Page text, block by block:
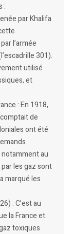
:
par Khalifa
l’armée
301).
utilisé
et
: En 1918,
de
ont été
au
les gaz sont
marqué les
: C’est au
la France et
toxiques